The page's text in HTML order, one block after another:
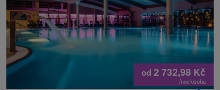
od 2 732,98 Kč
/noc/osoba